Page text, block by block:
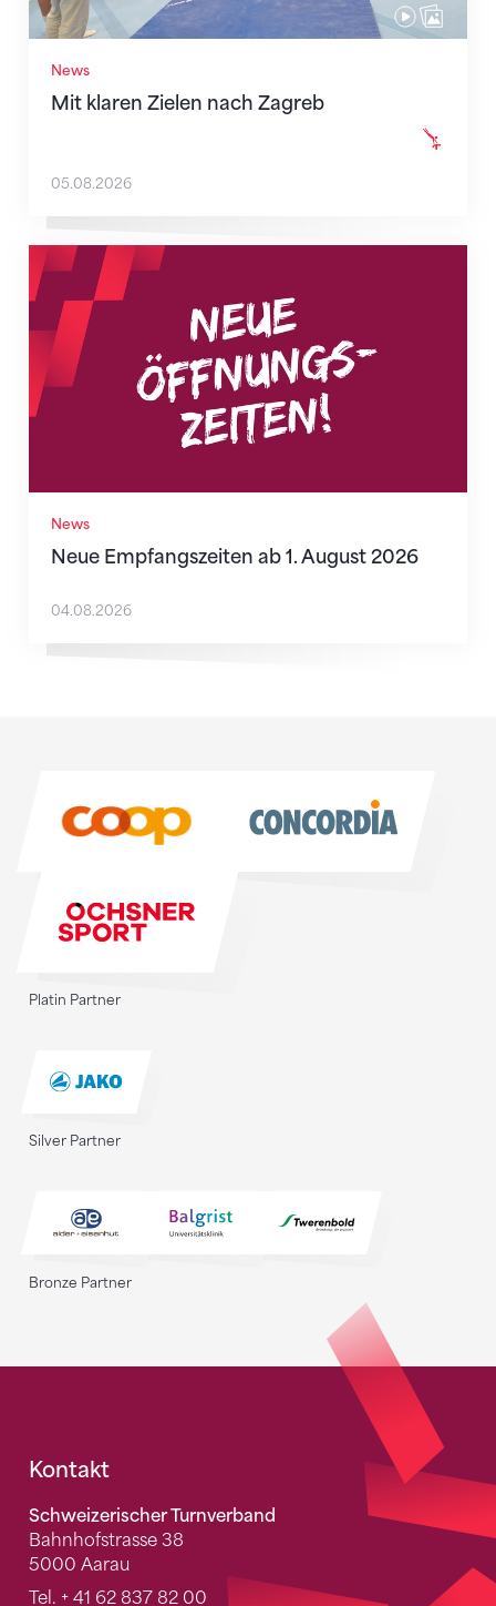
News
Mit klaren Zielen nach Zagreb
05.08.2026
News
Neue Empfangszeiten ab 1. August 2026
Neue Empfangszeiten ab 1. August 2026
04.08.2026
Platin Partner
Silver Partner
Bronze Partner
Fusszeile
Kontakt
Schweizerischer Turnverband
Bahnhofstrasse 38
5000 Aarau
Tel. + 41 62 837 82 00